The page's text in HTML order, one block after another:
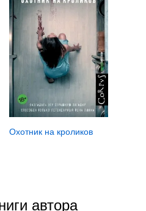
Охотник на кроликов
автора